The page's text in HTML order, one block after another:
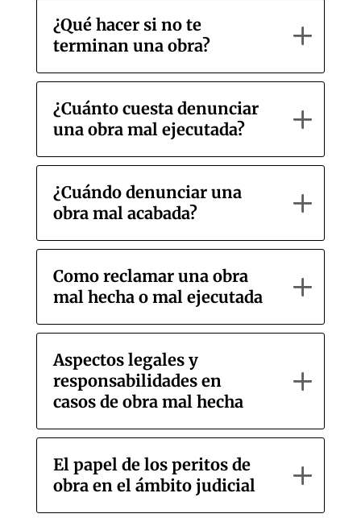
¿Qué hacer si no te
terminan una obra?
¿Cuánto cuesta denunciar
una obra mal ejecutada?
¿Cuándo denunciar una
obra mal acabada?
Como reclamar una obra
mal hecha o mal ejecutada
Aspectos legales y
responsabilidades en
casos de obra mal hecha
El papel de los peritos de
obra en el ámbito judicial